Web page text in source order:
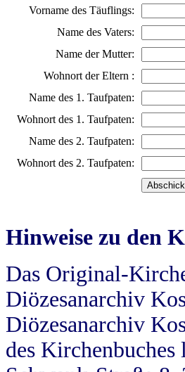
Vorname des Täuflings:
Name des Vaters:
Name der Mutter:
Wohnort der Eltern :
Name des 1. Taufpaten:
Wohnort des 1. Taufpaten:
Name des 2. Taufpaten:
Wohnort des 2. Taufpaten:
Hinweise zu den
Das Original-
Diözesanarchiv
Diözesanarchiv
des